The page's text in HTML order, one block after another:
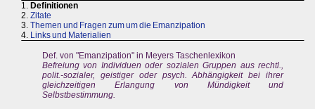
1. Definitionen
2. Zitate
3. Themen und Fragen zum um die Emanzipation
4. Links und Materialien
Def. von "Emanzipation" in Meyers Taschenlexikon
Befreiung von Individuen oder sozialen Gruppen aus rechtl.,
polit.-sozialer, geistiger oder psych. Abhängigkeit bei ihrer
gleichzeitigen Erlangung von Mündigkeit und
Selbstbestimmung.